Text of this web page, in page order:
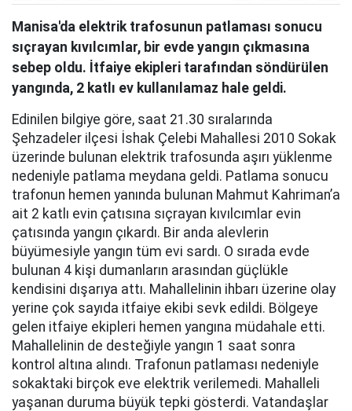
Manisa'da elektrik trafosunun patlaması sonucu
sıçrayan kıvılcımlar, bir evde yangın çıkmasına
sebep oldu. İtfaiye ekipleri tarafından söndürülen
yangında, 2 katlı ev kullanılamaz hale geldi.
Edinilen bilgiye göre, saat 21.30 sıralarında
Şehzadeler ilçesi İshak Çelebi Mahallesi 2010 Sokak
üzerinde bulunan elektrik trafosunda aşırı yüklenme
nedeniyle patlama meydana geldi. Patlama sonucu
trafonun hemen yanında bulunan Mahmut Kahriman’a
ait 2 katlı evin çatısına sıçrayan kıvılcımlar evin
çatısında yangın çıkardı. Bir anda alevlerin
büyümesiyle yangın tüm evi sardı. O sırada evde
bulunan 4 kişi dumanların arasından güçlükle
kendisini dışarıya attı. Mahallelinin ihbarı üzerine olay
yerine çok sayıda itfaiye ekibi sevk edildi. Bölgeye
gelen itfaiye ekipleri hemen yangına müdahale etti.
Mahallelinin de desteğiyle yangın 1 saat sonra
kontrol altına alındı. Trafonun patlaması nedeniyle
sokaktaki birçok eve elektrik verilemedi. Mahalleli
yaşanan duruma büyük tepki gösterdi. Vatandaşlar